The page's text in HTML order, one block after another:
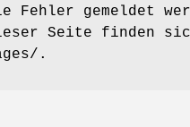
Fehler gemeldet
Seite finden
.